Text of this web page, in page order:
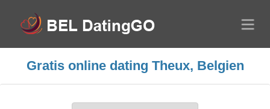
Gratis online dating Theux, Belgien